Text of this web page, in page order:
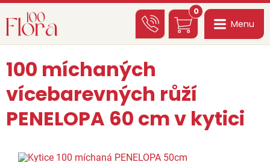
0
Menu
100 míchaných
vícebarevných růží
PENELOPA 60 cm v kytici